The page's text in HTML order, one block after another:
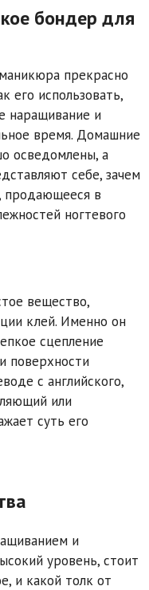
бондер для
прекрасно
его использовать,
наращивание и
время. Домашние
осведомлены, а
себе, зачем
продающееся в
ногтевого
вещество,
клей. Именно он
сцепление
поверхности
с английского,
или
суть его
и
уровень, стоит
и какой толк от